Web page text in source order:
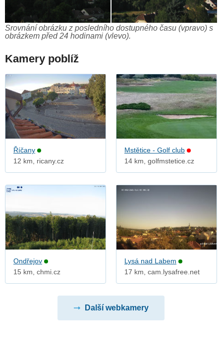
Srovnání obrázku z posledního dostupného času (vpravo) s
obrázkem před 24 hodinami (vlevo).
Kamery poblíž
Říčany
12 km, ricany.cz
Mstětice - Golf club
14 km, golfmstetice.cz
Ondřejov
15 km, chmi.cz
Lysá nad Labem
17 km, cam.lysafree.net
Další webkamery